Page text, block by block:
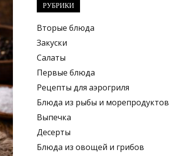
РУБРИКИ
Вторые блюда
Закуски
Салаты
Первые блюда
Рецепты для аэрогриля
Блюда из рыбы и морепродуктов
Выпечка
Десерты
Блюда из овощей и грибов